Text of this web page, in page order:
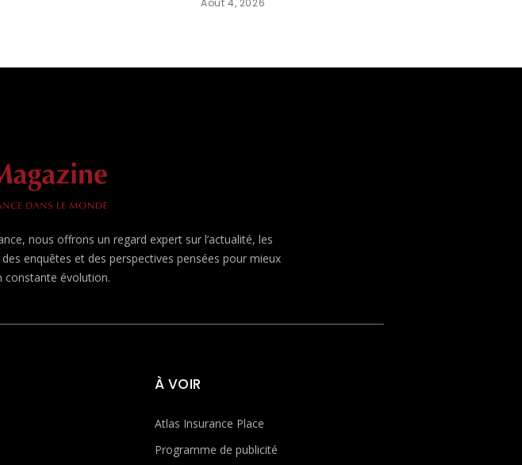
Août 4, 2026
nous offrons un regard expert sur l’actualité, les
enquêtes et des perspectives pensées pour mieux
constante évolution.
À VOIR
Atlas Insurance Place
Programme de publicité